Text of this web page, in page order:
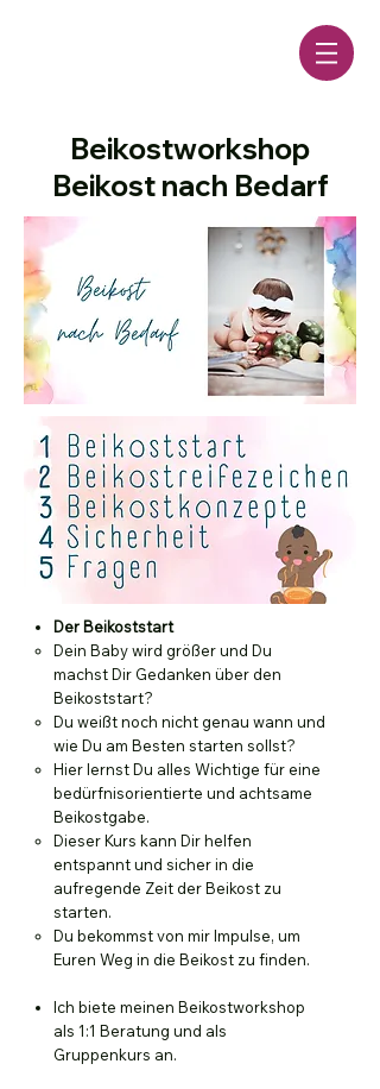
Beikostworkshop
Beikost nach Bedarf
Der Beikoststart
Dein Baby wird größer und Du
machst Dir Gedanken über den
Beikoststart?
Du weißt noch nicht genau wann und
wie Du am Besten starten sollst?
Hier lernst Du alles Wichtige für eine
bedürfnisorientierte und achtsame
Beikostgabe.
Dieser Kurs kann Dir helfen
entspannt und sicher in die
aufregende Zeit der Beikost zu
starten.
Du bekommst von mir Impulse, um
Euren Weg in die Beikost zu finden.
Ich biete meinen Beikostworkshop
als 1:1 Beratung und als
Gruppenkurs an.